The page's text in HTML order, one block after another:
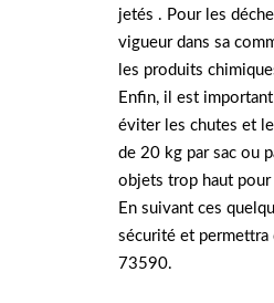
jetés . Pour les
vigueur dans sa
les produits
Enfin, il est
éviter les chutes et
de 20 kg par sac ou
objets trop haut pour
En suivant ces
sécurité et
73590.